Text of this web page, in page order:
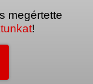
megértette
!